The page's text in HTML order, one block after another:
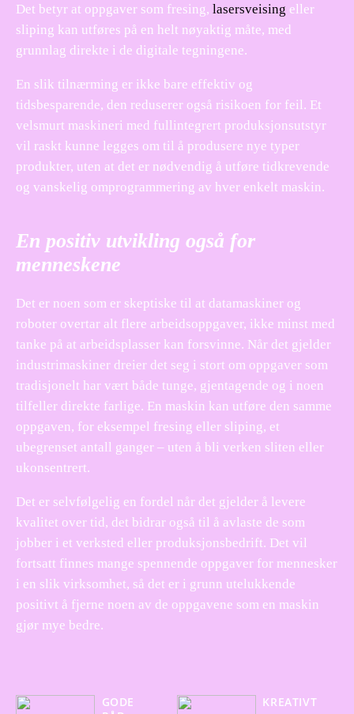
Det betyr at oppgaver som fresing, lasersveising eller
sliping kan utføres på en helt nøyaktig måte, med
grunnlag direkte i de digitale tegningene.
En slik tilnærming er ikke bare effektiv og
tidsbesparende, den reduserer også risikoen for feil. Et
velsmurt maskineri med fullintegrert produksjonsutstyr
vil raskt kunne legges om til å produsere nye typer
produkter, uten at det er nødvendig å utføre tidkrevende
og vanskelig omprogrammering av hver enkelt maskin.
En positiv utvikling også for
menneskene
Det er noen som er skeptiske til at datamaskiner og
roboter overtar alt flere arbeidsoppgaver, ikke minst med
tanke på at arbeidsplasser kan forsvinne. Når det gjelder
industrimaskiner dreier det seg i stort om oppgaver som
tradisjonelt har vært både tunge, gjentagende og i noen
tilfeller direkte farlige. En maskin kan utføre den samme
oppgaven, for eksempel fresing eller sliping, et
ubegrenset antall ganger – uten å bli verken sliten eller
ukonsentrert.
Det er selvfølgelig en fordel når det gjelder å levere
kvalitet over tid, det bidrar også til å avlaste de som
jobber i et verksted eller produksjonsbedrift. Det vil
fortsatt finnes mange spennende oppgaver for mennesker
i en slik virksomhet, så det er i grunn utelukkende
positivt å fjerne noen av de oppgavene som en maskin
gjør mye bedre.
GODE
KREATIVT